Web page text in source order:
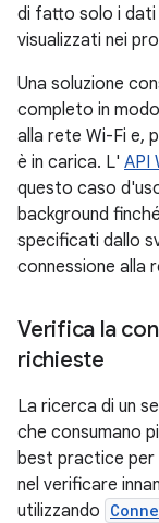
di fatto solo i dati
visualizzati nei
Una soluzione
completo in
alla rete Wi-Fi e,
è in carica. L' API
questo caso
background
specificati dallo
connessione alla
Verifica la
richieste
La ricerca di un
che consumano
best practice
nel verificare
utilizzando